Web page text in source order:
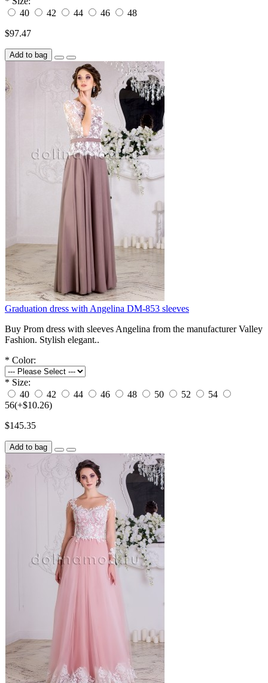
40
42 44 46
48
$97.47
Add to bag
Graduation dress with Angelina DM-853 sleeves
Buy Prom dress with sleeves Angelina from the manufacturer Valley
Fashion. Stylish elegant..
* Color:
* Size:
40
42 44 46 48 50 52
54
56(+$10.26)
$145.35
Add to bag